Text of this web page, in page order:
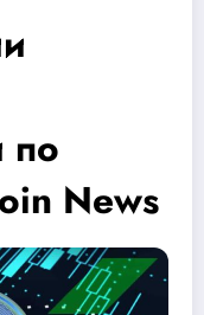
по
News